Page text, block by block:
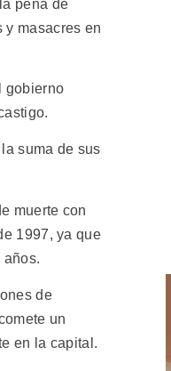
pena de
y masacres en
gobierno
suma de sus
muerte con
1997, ya que
años.
de
un
en la capital.